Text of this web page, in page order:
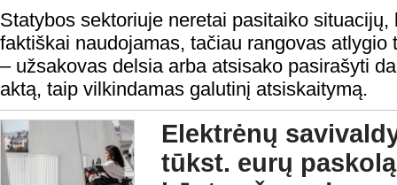
Statybos sektoriuje neretai pasitaiko
faktiškai naudojamas, tačiau rangovas
– užsakovas delsia arba atsisako pasirašyti
aktą, taip vilkindamas galutinį atsiskaitymą.
Elektrėnų
tūkst. eurų